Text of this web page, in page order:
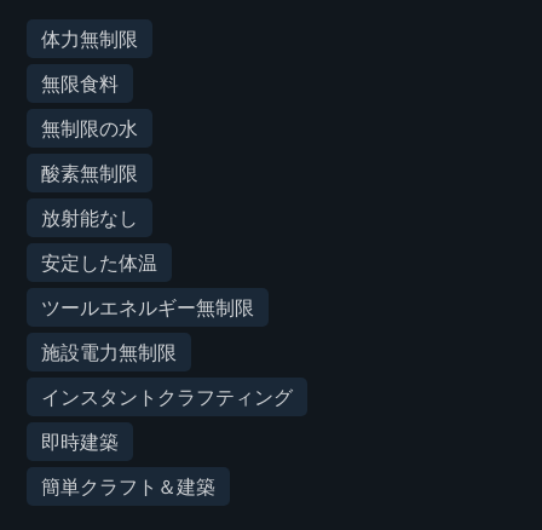
体力無制限
無限食料
無制限の水
酸素無制限
放射能なし
安定した体温
ツールエネルギー無制限
施設電力無制限
インスタントクラフティング
即時建築
簡単クラフト＆建築